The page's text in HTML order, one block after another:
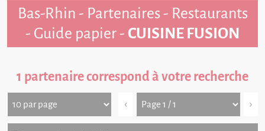
Bas-Rhin - Partenaires - Restaurants
- Guide papier - CUISINE FUSION
1 partenaire correspond à votre recherche
‹ ›